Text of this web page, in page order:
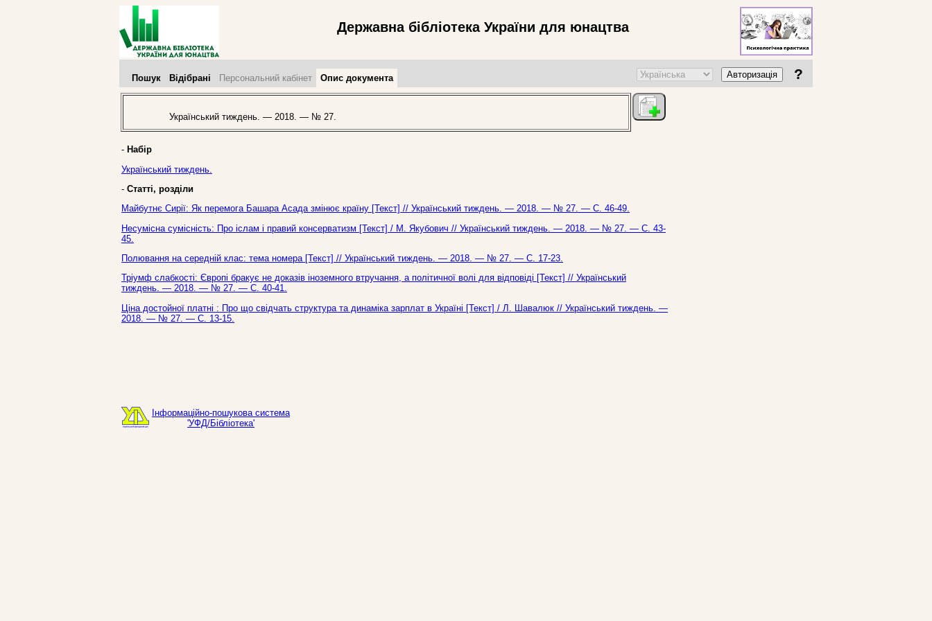
Державна бібліотека України для юнацтва
Пошук Відібрані Персональний кабінет Опис документа Авторизація ?
Український тиждень. — 2018. — № 27.
- Набір
Український тиждень.
- Статті, розділи
Майбутнє Сирії: Як перемога Башара Асада змінює країну [Текст] // Український тиждень. — 2018. — № 27. — С. 46-49.
Несумісна сумісність: Про іслам і правий консерватизм [Текст] / М. Якубович // Український тиждень. — 2018. — № 27. — С. 43-
45.
Полювання на середній клас: тема номера [Текст] // Український тиждень. — 2018. — № 27. — С. 17-23.
Тріумф слабкості: Європі бракує не доказів іноземного втручання, а політичної волі для відповіді [Текст] // Український
тиждень. — 2018. — № 27. — С. 40-41.
Ціна достойної платні : Про що свідчать структура та динаміка зарплат в Україні [Текст] / Л. Шавалюк // Український тиждень. —
2018. — № 27. — С. 13-15.
Інформаційно-пошукова система
'УФД/Бібліотека'